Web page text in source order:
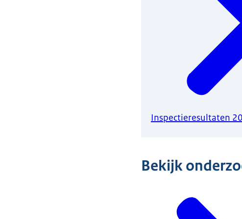
Inspectieresultaten
Bekijk